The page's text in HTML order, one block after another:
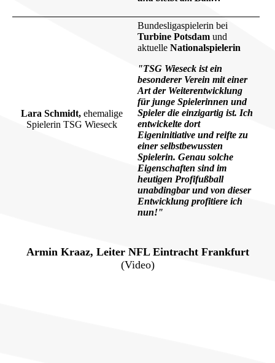
Lara Schmidt, ehemalige
Spielerin TSG Wieseck
Bundesligaspielerin bei
Turbine Potsdam und
aktuelle Nationalspielerin
"TSG Wieseck ist ein
besonderer Verein mit einer
Art der Weiterentwicklung
für junge Spielerinnen und
Spieler die einzigartig ist. Ich
entwickelte dort
Eigeninitiative und reifte zu
einer selbstbewussten
Spielerin. Genau solche
Eigenschaften sind im
heutigen Profifußball
unabdingbar und von dieser
Entwicklung profitiere ich
nun!"
Armin Kraaz, Leiter NFL Eintracht Frankfurt
(Video)